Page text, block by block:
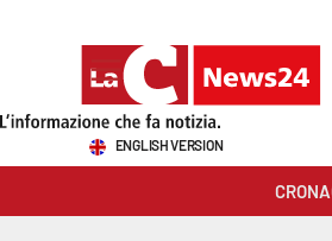
Sezioni
ENGLISH VERSION